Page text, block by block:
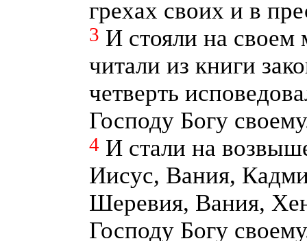
грехах своих и в
3 И стояли на своем
читали из книги
четверть
Господу Богу
4 И стали на
Иисус, Вания,
Шеревия, Вания,
Господу Богу